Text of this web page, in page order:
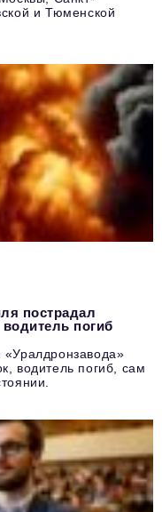
и Тюменской
пострадал
погиб
«Уралдронзавода»
водитель погиб, сам